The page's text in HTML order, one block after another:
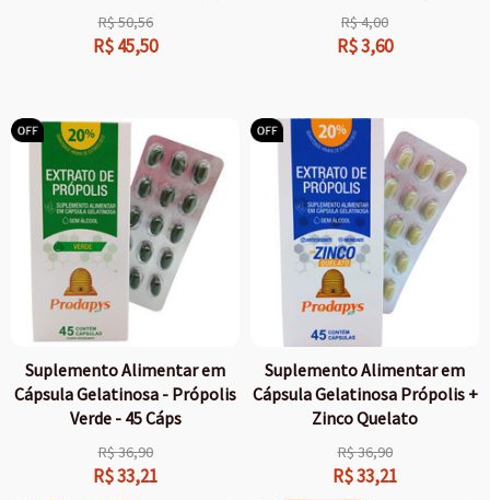
R$50,56
R$45,50
R$4,00
R$3,60
Suplemento Alimentar em
Cápsula Gelatinosa - Própolis
Verde - 45 Cáps
R$36,90
R$33,21
Suplemento Alimentar em
Cápsula Gelatinosa Própolis +
Zinco Quelato
R$36,90
R$33,21